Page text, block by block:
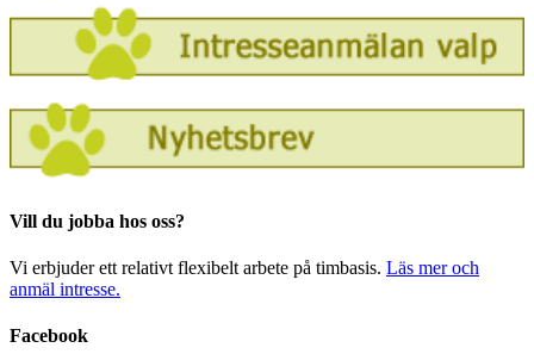
Vill du jobba hos oss?
Vi erbjuder ett relativt flexibelt arbete på timbasis. Läs mer och
anmäl intresse.
Facebook